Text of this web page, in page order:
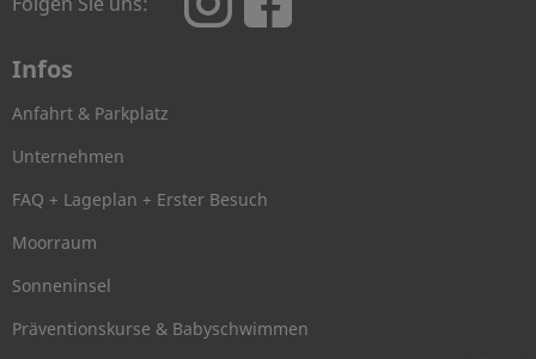
Infos
Anfahrt & Parkplatz
Unternehmen
FAQ + Lageplan + Erster Besuch
Moorraum
Sonneninsel
Präventionskurse & Babyschwimmen